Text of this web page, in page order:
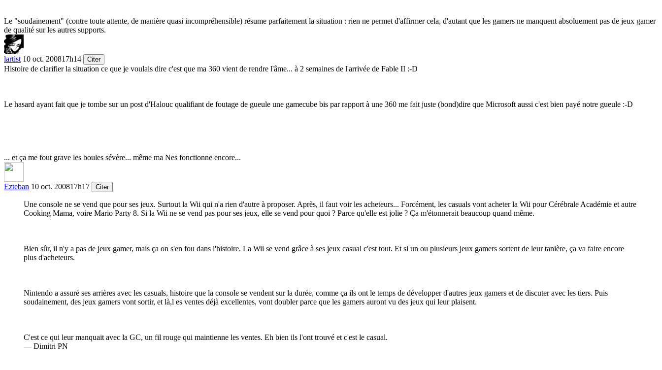
Le "soudainement" (contre toute attente, de manière quasi incompréhensible) résume parfaitement la situation : rien ne permet d'affirmer cela, d'autant que les gamers ne manquent absoluement pas de jeux gamer
de qualité sur les autres supports.
lartist 10 oct. 200817h14 Citer
Histoire de clarifier la situation ce que je voulais dire c'est que ma 360 vient de rendre l'âme... à 2 semaines de l'arrivée de Fable II :-D
Le hasard ayant fait que je tombe sur un post d'Halouc qualifiant de foutage de gueule une gamecube bis par rapport à une 360 me fait juste (bond)dire que Microsoft aussi c'est bien payé notre gueule :-D
... et ça me fout grave les boules sévère... même ma Nes fonctionne encore...
Ezteban 10 oct. 200817h17 Citer
Une console ne se vend que pour ses jeux. Surtout la Wii qui n'a rien d'autre à proposer. Après, il faut voir les acheteurs... Forcément, les casuals vont acheter la Wii pour Cérébrale Académie et autre
Cooking Mama, voire Mario Party 8. Si la Wii ne se vend pas pour ses jeux, elle se vend pour quoi ? Parce qu'elle est jolie ? Ça m'étonnerait beaucoup quand même.
Bien sûr, il n'y a pas de jeux gamer, mais ça on s'en fou dans l'histoire. La Wii se vend grâce à ses jeux casual c'est tout. Et si un ou plusieurs jeux gamers sortent de leur tanière, ça va faire encore
plus d'acheteurs.
Nintendo a assuré ses arrières avec les casuals, histoire que la console se vendent sur la durée, comme ça ils ont le temps de développer d'autres jeux gamers et de discuter avec les tiers. Puis
soudainement, des jeux gamers vont sortir, et là,l es ventes déjà excellentes, vont doubler parce que les gamers auront vu des jeux qui leur plaisent.
C'est ce qui leur manquait avec la GC, un fil rouge qui maintienne les ventes. Eh bien ils l'ont trouvé et c'est le casual.
— Dimitri PN